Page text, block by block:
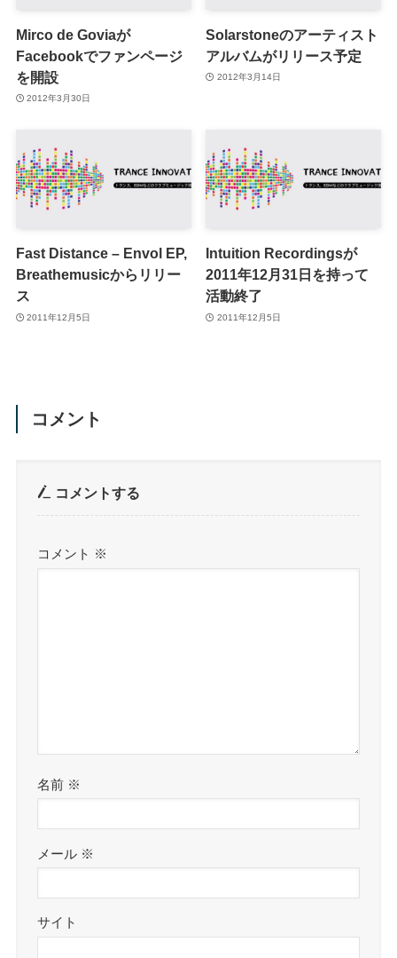
Mirco de Goviaが
Facebookでファンページ
を開設
2012年3月30日
Solarstoneのアーティスト
アルバムがリリース予定
2012年3月14日
Fast Distance – Envol EP,
Breathemusicからリリー
ス
2011年12月5日
Intuition Recordingsが
2011年12月31日を持って
活動終了
2011年12月5日
コメント
コメントする
コメント ※
名前 ※
メール ※
サイト